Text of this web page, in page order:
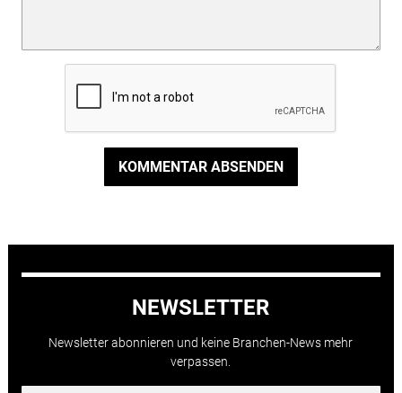
KOMMENTAR ABSENDEN
NEWSLETTER
Newsletter abonnieren und keine Branchen-News mehr
verpassen.